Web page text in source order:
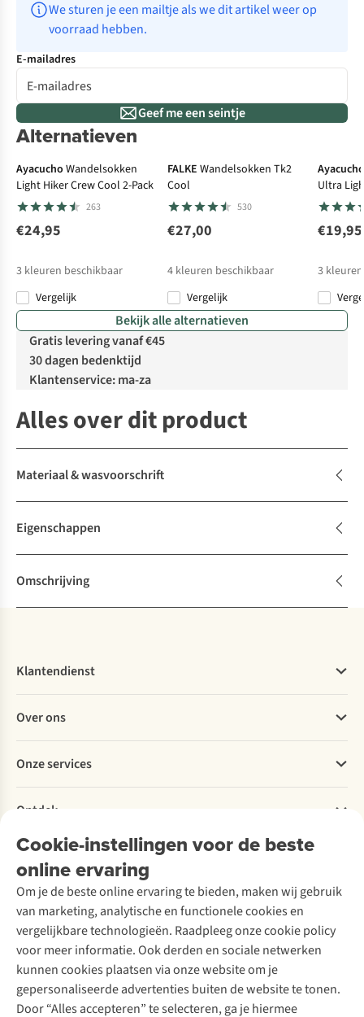
We sturen je een mailtje als we dit artikel weer op
voorraad hebben.
E-mailadres
Geef me een seintje
Alternatieven
Expert review
Ayacucho Wandelsokken
Light Hiker Crew Cool 2-Pack
263
€24,95
3 kleuren beschikbaar
Vergelijk
FALKE Wandelsokken Tk2
Cool
530
€27,00
4 kleuren beschikbaar
Vergelijk
Ultra
€19,95
3
Bekijk alle alternatieven
Gratis levering vanaf €45
30 dagen bedenktijd
Klantenservice: ma-za
Alles over dit product
Materiaal & wasvoorschrift
Eigenschappen
Omschrijving
Cookie-instellingen voor de beste
online ervaring
Om je de beste online ervaring te bieden, maken wij gebruik
van marketing, analytische en functionele cookies en
vergelijkbare technologieën. Raadpleeg onze cookie policy
voor meer informatie. Ook derden en sociale netwerken
kunnen cookies plaatsen via onze website om je
gepersonaliseerde advertenties buiten de website te tonen.
Door “Alles accepteren” te selecteren, ga je hiermee
Klantendienst
Bestellen
Betalen
Levering
Retourneren
Bestelling herroepen
Garantie
Contact
Over ons
Explore More
Verantwoord ondernemen
Over Ayacucho
Onze winkels
Over A.S.Adventure
Toegankelijkheidsverklaring
Onze services
Ski-onderhoud
Wasservice
Schoenonderhoud
Schoenherstelling
Kledingherstelling
Retouches
Voor bedrijven
Ontdek
A.S.Magazine
Podcast
Explore Academy
Explore Camp
Gear Check
Inspiratie & advies
Meld je aan voor de nieuwsbrief
Follow us